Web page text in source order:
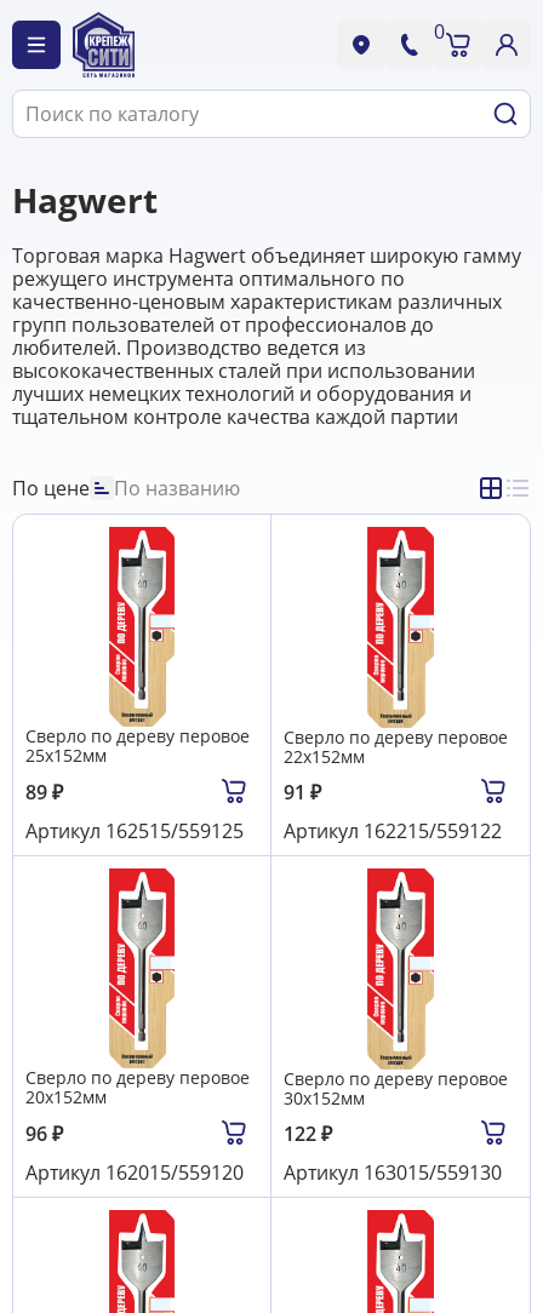
0
Hagwert
Торговая марка Hagwert объединяет широкую гамму
режущего инструмента оптимального по
качественно-ценовым характеристикам различных
групп пользователей от профессионалов до
любителей. Производство ведется из
высококачественных сталей при использовании
лучших немецких технологий и оборудования и
тщательном контроле качества каждой партии
По цене По названию
Сверло по дереву перовое
25х152мм
89₽
Артикул 162515/559125
Сверло по дереву перовое
22х152мм
91 ₽
Артикул 162215/559122
Сверло по дереву перовое
20х152мм
96₽
Артикул 162015/559120
Сверло по дереву перовое
30х152мм
122₽
Артикул 163015/559130